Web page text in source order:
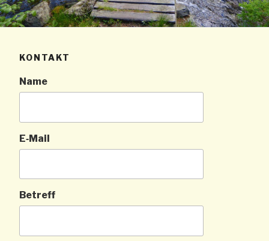
KON­TAKT
Name
E‑Mail
Betreff